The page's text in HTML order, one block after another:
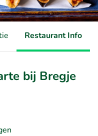
Restaurant Info
bij Bregje